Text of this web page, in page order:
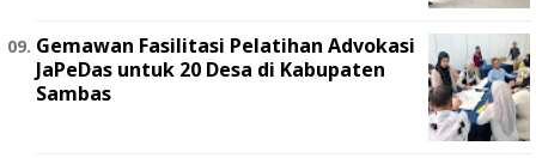
Gemawan Fasilitasi Pelatihan Advokasi
JaPeDas untuk 20 Desa di Kabupaten
Sambas